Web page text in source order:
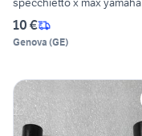
10 €
Genova (GE)